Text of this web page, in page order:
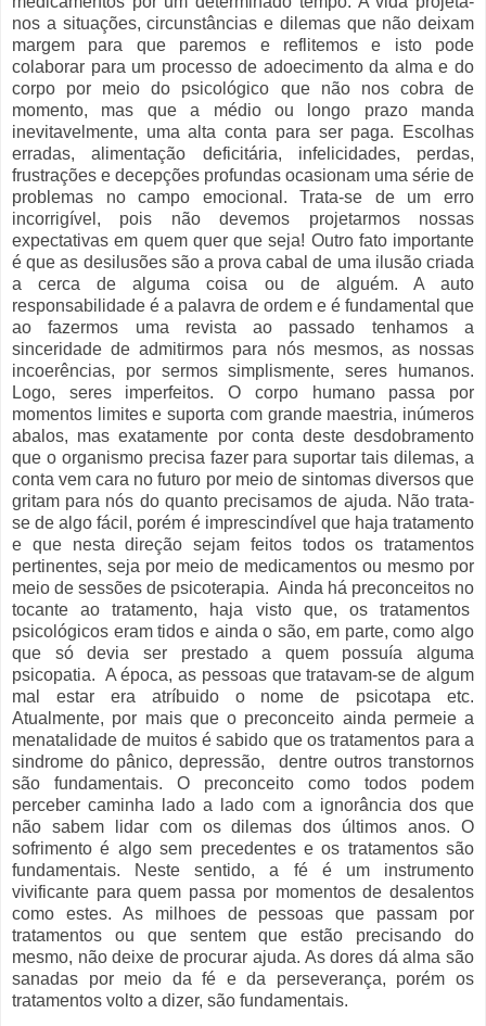
nos a situações, circunstâncias e dilemas que não deixam
margem para que paremos e reflitemos e isto pode
colaborar para um processo de adoecimento da alma e do
corpo por meio do psicológico que não nos cobra de
momento, mas que a médio ou longo prazo manda
inevitavelmente, uma alta conta para ser paga. Escolhas
erradas, alimentação deficitária, infelicidades, perdas,
frustrações e decepções profundas ocasionam uma série de
problemas no campo emocional. Trata-se de um erro
incorrigível, pois não devemos projetarmos nossas
expectativas em quem quer que seja! Outro fato importante
é que as desilusões são a prova cabal de uma ilusão criada
a cerca de alguma coisa ou de alguém. A auto
responsabilidade é a palavra de ordem e é fundamental que
ao fazermos uma revista ao passado tenhamos a
sinceridade de admitirmos para nós mesmos, as nossas
incoerências, por sermos simplismente, seres humanos.
Logo, seres imperfeitos. O corpo humano passa por
momentos limites e suporta com grande maestria, inúmeros
abalos, mas exatamente por conta deste desdobramento
que o organismo precisa fazer para suportar tais dilemas, a
conta vem cara no futuro por meio de sintomas diversos que
gritam para nós do quanto precisamos de ajuda. Não trata-
se de algo fácil, porém é imprescindível que haja tratamento
e que nesta direção sejam feitos todos os tratamentos
pertinentes, seja por meio de medicamentos ou mesmo por
meio de sessões de psicoterapia. Ainda há preconceitos no
tocante ao tratamento, haja visto que, os tratamentos
psicológicos eram tidos e ainda o são, em parte, como algo
que só devia ser prestado a quem possuía alguma
psicopatia. A época, as pessoas que tratavam-se de algum
mal estar era atríbuido o nome de psicotapa etc.
Atualmente, por mais que o preconceito ainda permeie a
menatalidade de muitos é sabido que os tratamentos para a
sindrome do pânico, depressão, dentre outros transtornos
são fundamentais. O preconceito como todos podem
perceber caminha lado a lado com a ignorância dos que
não sabem lidar com os dilemas dos últimos anos. O
sofrimento é algo sem precedentes e os tratamentos são
fundamentais. Neste sentido, a fé é um instrumento
vivificante para quem passa por momentos de desalentos
como estes. As milhoes de pessoas que passam por
tratamentos ou que sentem que estão precisando do
mesmo, não deixe de procurar ajuda. As dores dá alma são
sanadas por meio da fé e da perseverança, porém os
tratamentos volto a dizer, são fundamentais.